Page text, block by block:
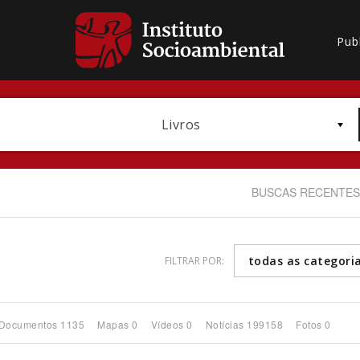
Livros
BUSCAS
FILTRAR POR: todas as
Documentos 1135 Mapas 0 Vídeos 0 Notícias 199158 Fotos 0